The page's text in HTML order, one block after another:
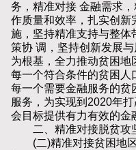
务，精准对接 金融需求
作质量和效率，扎实创新
施，坚持精准支持与整体
策协 调，坚持创新发展
为根基，全力推动贫困地
每一个符合条件的贫困人
每一个需要金融服务的贫
服务，为实现到2020年
会目标提供有力有效的金
二、精准对接脱贫攻
(二)精准对接贫困地区